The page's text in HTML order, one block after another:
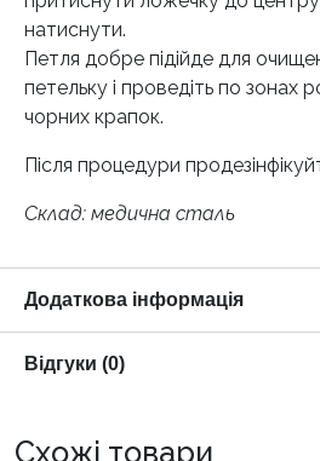
натиснути.
Петля добре підійде для
петельку і проведіть по зонах
чорних крапок.
Після процедури
Склад: медична сталь
Додаткова інформація
Відгуки (0)
Схожі товари